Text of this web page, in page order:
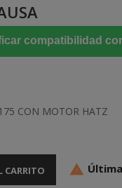
compatibilidad
CON MOTOR HATZ
CARRITO 